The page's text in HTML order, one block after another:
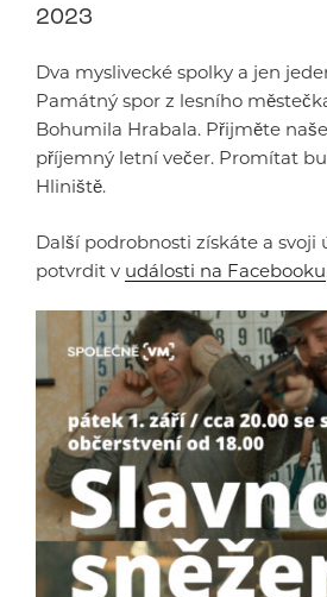
2023
Dva myslivecké spolky a jen
Památný spor z lesního
Bohumila Hrabala. Přijměte
příjemný letní večer. Promítat
Hliniště.
Další podrobnosti získáte a svoji
potvrdit v události na Facebooku